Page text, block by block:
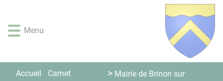
rapide
au
rapide
au
principal
rapide
recherche
rapide
au
de
page
Menu
Accueil
Carnet
Mairie de Brinon sur